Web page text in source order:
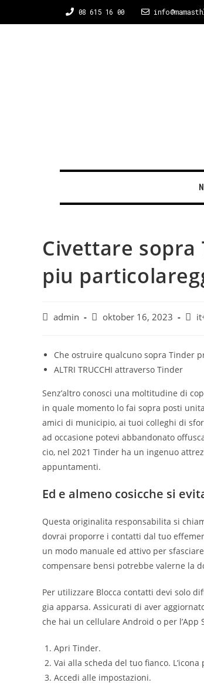
08 615 16 00
Civettare
piu
admin oktober 16, 2023
Che ostruire qualcuno sopra Tinder
ALTRI TRUCCHI attraverso Tinder
Senz’altro conosci una moltitudine di
in quale momento lo fai sopra posti
amici di municipio, ai tuoi colleghi di
ad occasione potevi abbandonato
cio, nel 2021 Tinder ha un ingenuo
appuntamenti.
Ed e almeno cosicche si
Questa originalita responsabilita si
dovrai proporre i contatti dal tuo
un modo manuale ed attivo per
compensare bensi potrebbe valerne la
Per utilizzare Blocca contatti devi solo
gia apparsa. Assicurati di aver
che hai un cellulare Android o per l’App
Apri Tinder.
Vai alla scheda del tuo fianco.
Accedi alle impostazioni.